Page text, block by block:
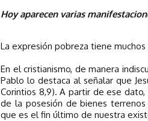
Hoy aparecen varias
La expresión pobreza tiene muchos
En el cristianismo, de manera
Pablo lo destaca al señalar que
Corintios 8,9). A partir de ese
de la posesión de bienes
que es el fin último de nuestra